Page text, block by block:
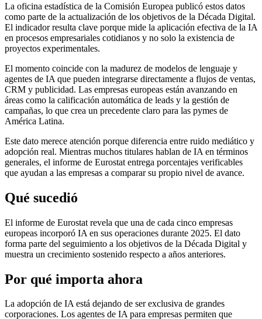
La oficina estadística de la Comisión Europea publicó estos datos
como parte de la actualización de los objetivos de la Década Digital.
El indicador resulta clave porque mide la aplicación efectiva de la IA
en procesos empresariales cotidianos y no solo la existencia de
proyectos experimentales.
El momento coincide con la madurez de modelos de lenguaje y
agentes de IA que pueden integrarse directamente a flujos de ventas,
CRM y publicidad. Las empresas europeas están avanzando en
áreas como la calificación automática de leads y la gestión de
campañas, lo que crea un precedente claro para las pymes de
América Latina.
Este dato merece atención porque diferencia entre ruido mediático y
adopción real. Mientras muchos titulares hablan de IA en términos
generales, el informe de Eurostat entrega porcentajes verificables
que ayudan a las empresas a comparar su propio nivel de avance.
Qué sucedió
El informe de Eurostat revela que una de cada cinco empresas
europeas incorporó IA en sus operaciones durante 2025. El dato
forma parte del seguimiento a los objetivos de la Década Digital y
muestra un crecimiento sostenido respecto a años anteriores.
Por qué importa ahora
La adopción de IA está dejando de ser exclusiva de grandes
corporaciones. Los agentes de IA para empresas permiten que